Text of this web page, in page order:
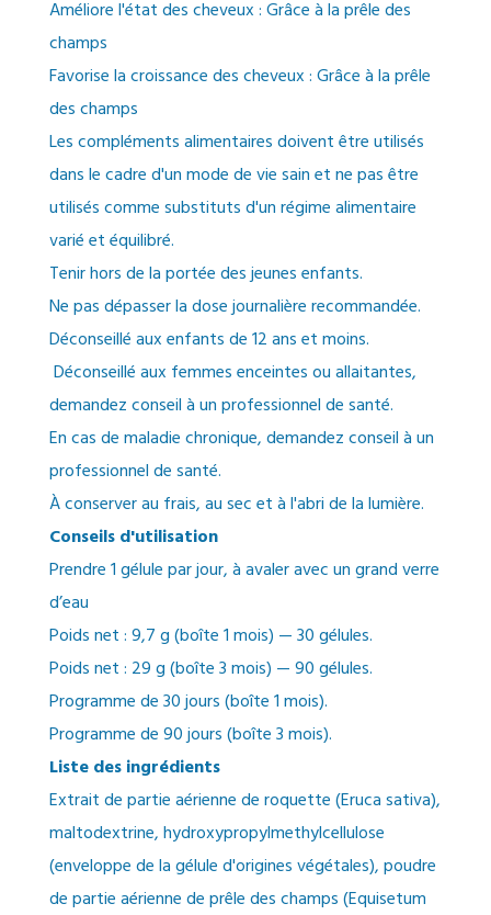
Améliore l'état des cheveux : Grâce à la prêle des
champs
Favorise la croissance des cheveux : Grâce à la prêle
des champs
Les compléments alimentaires doivent être utilisés
dans le cadre d'un mode de vie sain et ne pas être
utilisés comme substituts d'un régime alimentaire
varié et équilibré.
Tenir hors de la portée des jeunes enfants.
Ne pas dépasser la dose journalière recommandée.
Déconseillé aux enfants de 12 ans et moins.
Déconseillé aux femmes enceintes ou allaitantes,
demandez conseil à un professionnel de santé.
En cas de maladie chronique, demandez conseil à un
professionnel de santé.
À conserver au frais, au sec et à l'abri de la lumière.
Conseils d'utilisation
Prendre 1 gélule par jour, à avaler avec un grand verre
d’eau
Poids net : 9,7 g (boîte 1 mois) — 30 gélules.
Poids net : 29 g (boîte 3 mois) — 90 gélules.
Programme de 30 jours (boîte 1 mois).
Programme de 90 jours (boîte 3 mois).
Liste des ingrédients
Extrait de partie aérienne de roquette (Eruca sativa),
maltodextrine, hydroxypropylmethylcellulose
(enveloppe de la gélule d'origines végétales), poudre
de partie aérienne de prêle des champs (Equisetum